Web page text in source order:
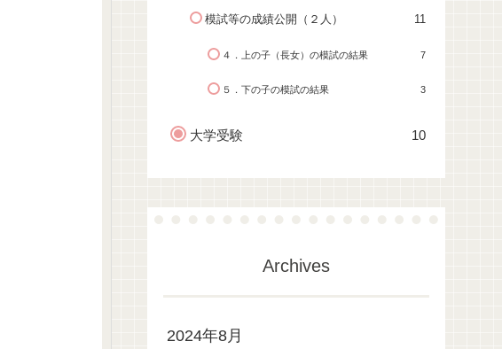
模試等の成績公開（２人） 11
４．上の子（長女）の模試の結果 7
５．下の子の模試の結果 3
大学受験 10
Archives
2024年8月